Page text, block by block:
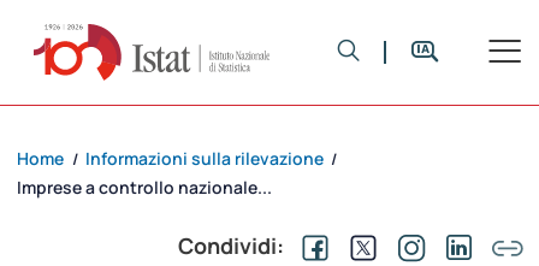
Home / Informazioni sulla rilevazione /
Imprese a controllo nazionale...
Condividi: